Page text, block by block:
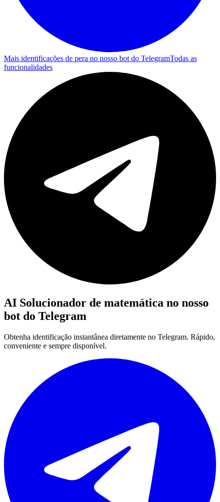
Mais identificações de pera no nosso bot do TelegramTodas as
funcionalidades
AI Solucionador de matemática no nosso
bot do Telegram
Obtenha identificação instantânea diretamente no Telegram. Rápido,
conveniente e sempre disponível.